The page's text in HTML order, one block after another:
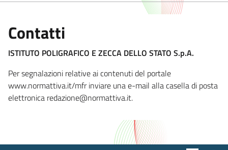
Contatti
ISTITUTO POLIGRAFICO E ZECCA DELLO STATO S.p.A.
Per segnalazioni relative ai contenuti del portale
www.normattiva.it/mfr inviare una e-mail alla casella di posta
elettronica redazione@normattiva.it.